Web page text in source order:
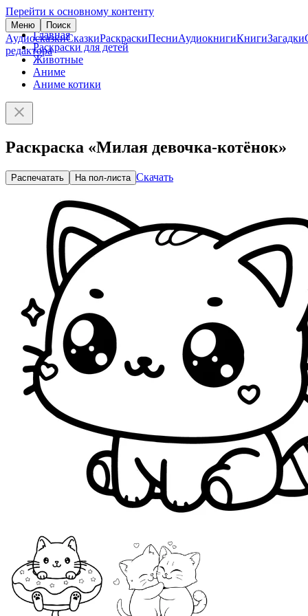
Перейти к основному контенту
Меню Поиск
АудиосказкиСказкиРаскраскиПесниАудиокнигиКнигиЗагадки
редактора
Главная
Раскраски для детей
Животные
Аниме
Аниме котики
Раскраска «Милая девочка-котёнок»
Распечатать На пол-листа Скачать